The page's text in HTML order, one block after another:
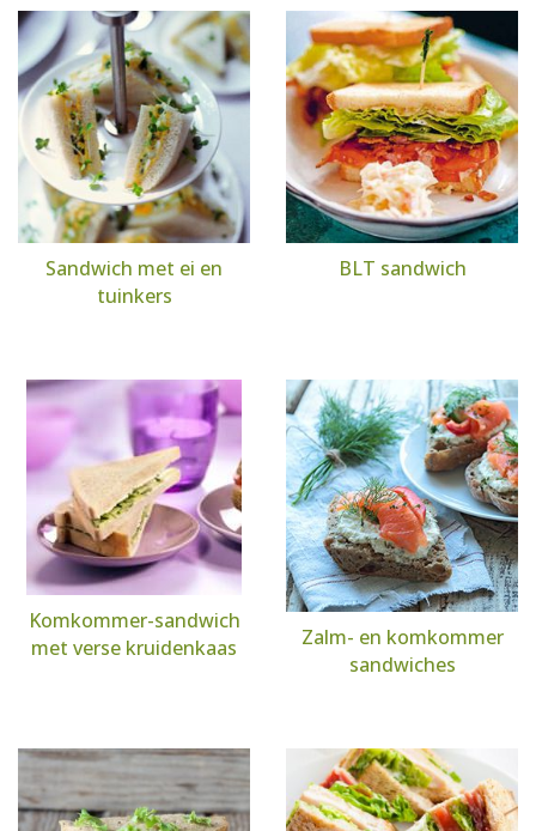
Sandwich met ei en
tuinkers
BLT sandwich
Komkommer-sandwich
met verse kruidenkaas
Zalm- en komkommer
sandwiches